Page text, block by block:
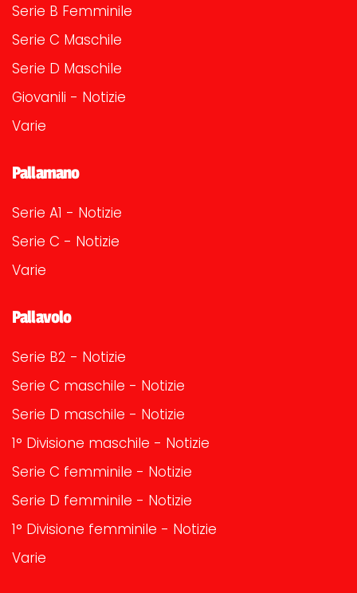
Serie B Femminile
Serie C Maschile
Serie D Maschile
Giovanili - Notizie
Varie
Pallamano
Serie A1 - Notizie
Serie C - Notizie
Varie
Pallavolo
Serie B2 - Notizie
Serie C maschile - Notizie
Serie D maschile - Notizie
1° Divisione maschile - Notizie
Serie C femminile - Notizie
Serie D femminile - Notizie
1° Divisione femminile - Notizie
Varie